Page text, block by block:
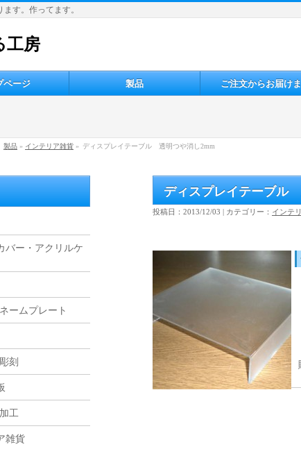
す。作ってます。
工房
ページ 製品 ご注文からお届け
製品 » インテリア雑貨 » ディスプレイテーブル 透明つや消し2mm
ディスプレイテーブル
投稿日：2013/12/03 | カテゴリー： インテ
バー・アクリルケ
ームプレート
刻
工
雑貨